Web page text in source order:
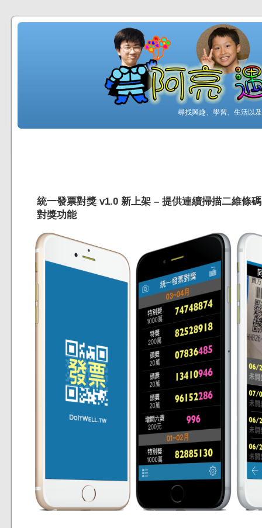
尋找興趣、學習、生活以
統一發票對獎 v1.0 新上架 – 提供連續掃描二維條
對獎功能